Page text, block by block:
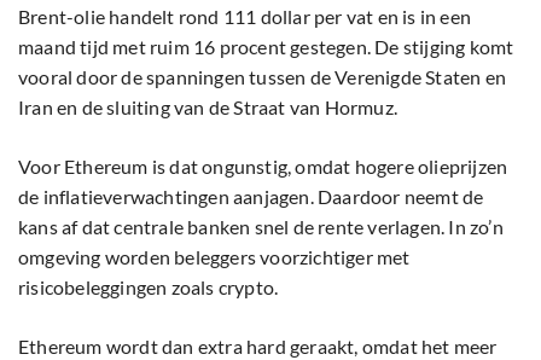
Brent-olie handelt rond 111 dollar per vat en is in een
maand tijd met ruim 16 procent gestegen. De stijging komt
vooral door de spanningen tussen de Verenigde Staten en
Iran en de sluiting van de Straat van Hormuz.
Voor Ethereum is dat ongunstig, omdat hogere olieprijzen
de inflatieverwachtingen aanjagen. Daardoor neemt de
kans af dat centrale banken snel de rente verlagen. In zo’n
omgeving worden beleggers voorzichtiger met
risicobeleggingen zoals crypto.
Ethereum wordt dan extra hard geraakt, omdat het meer